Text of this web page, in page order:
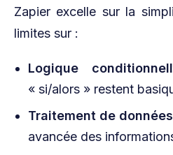
Zapier excelle sur la
limites sur :
Logique
« si/alors » restent
Traitement de données
avancée des